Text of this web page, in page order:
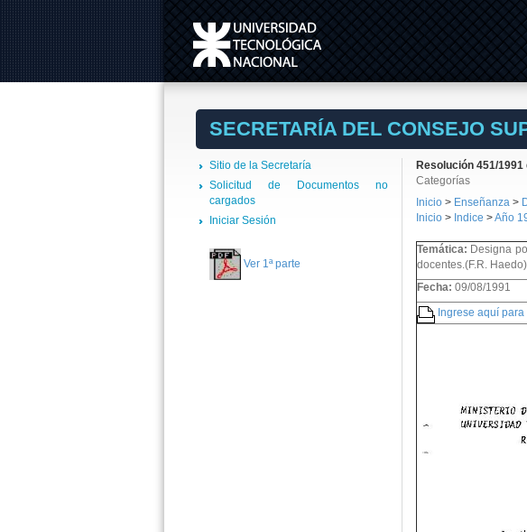
SECRETARÍA DEL CONSEJO
Sitio de la Secretaría
Solicitud de Documentos no
cargados
Iniciar Sesión
Ver 1ª parte
Resolución 451/
Categorías
Inicio> Enseñanza >
Inicio> Indice >Año
Temática: Designa
docentes.(F.R. Haedo)
Fecha: 09/08/1991
Ingrese aquí